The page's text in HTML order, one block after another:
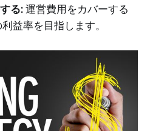
る:運営費用をカバーする
益率を目指します。